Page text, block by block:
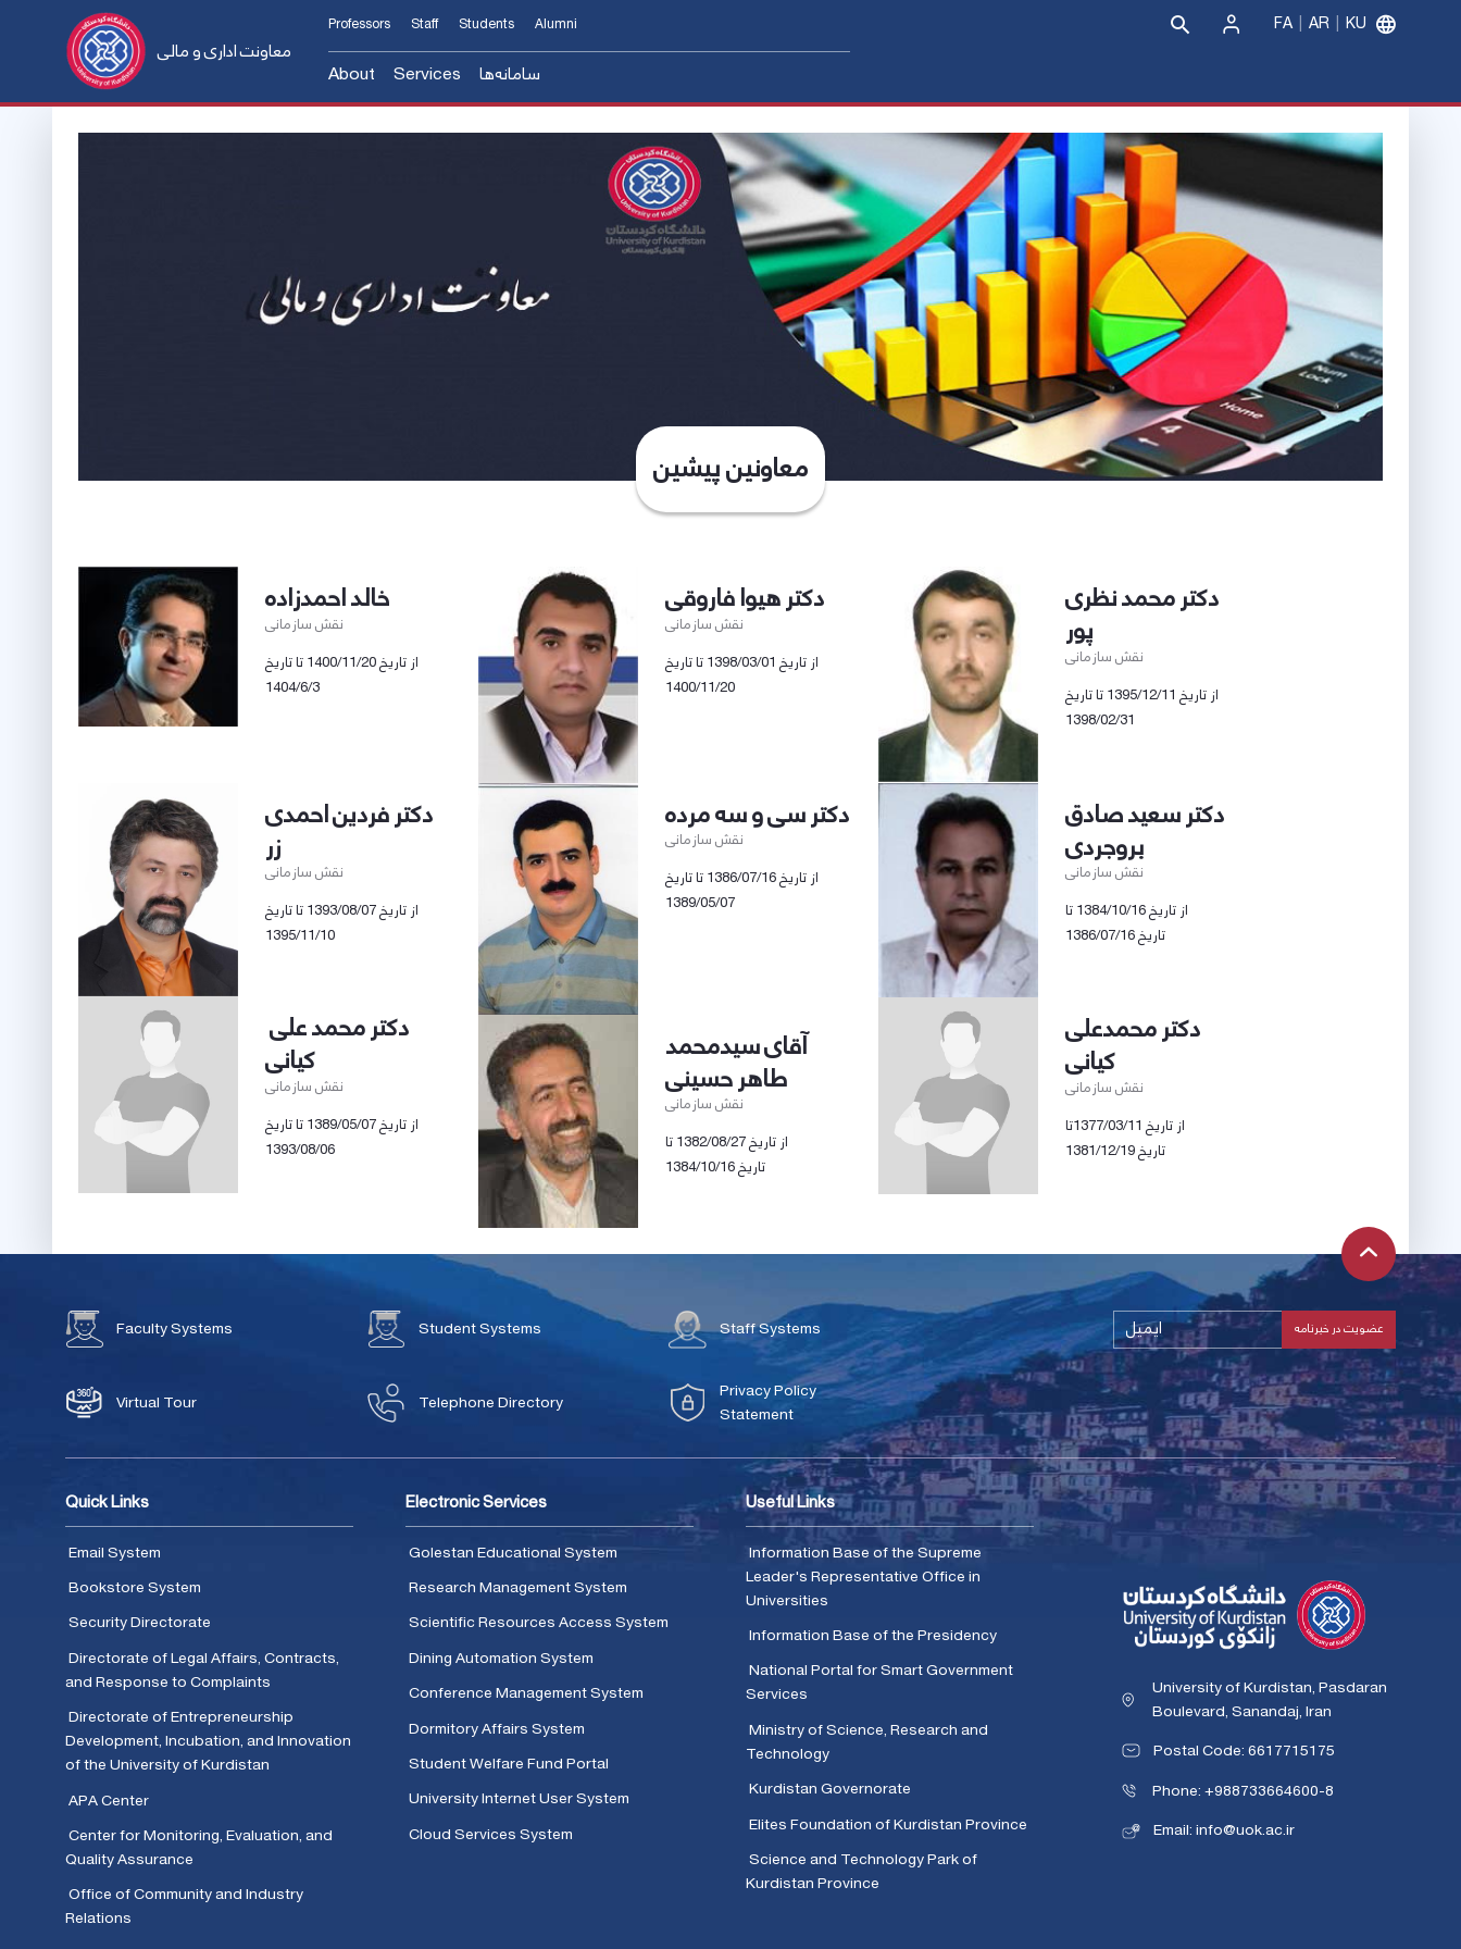
معاونت اداری و مالی
About
معرفی معاون
Services
مدیریت منابع انسانی و پشتیبانی
مدیریت امور فنی و نظارت بر طرح های عمرانی
مدیریت امور حقوقی قراردادها و پاسخگویی به شکایات
سامانه‌ها
Professors Staff Students Alumni FA AR KU
معاونین پیشین
خالد احمدزاده
نقش سازمانی
از تاریخ 1400/11/20 تا تاریخ
1404/6/3
دکتر هیوا فاروقی
نقش سازمانی
از تاریخ 1398/03/01 تا تاریخ
1400/11/20
دکتر محمد نظری
پور
نقش سازمانی
از تاریخ 1395/12/11 تا تاریخ
1398/02/31
دکتر فردین احمدی
زر
نقش سازمانی
از تاریخ 1393/08/07 تا تاریخ
1395/11/10
دکتر محمد علی
کیانی
نقش سازمانی
از تاریخ 1389/05/07 تا تاریخ
1393/08/06
دکتر سی و سه مرده
نقش سازمانی
از تاریخ 1386/07/16 تا تاریخ
1389/05/07
آقای سیدمحمد
طاهر حسینی
نقش سازمانی
از تاریخ 1382/08/27 تا
تاریخ 1384/10/16
دکتر سعید صادق
بروجردی
نقش سازمانی
از تاریخ 1384/10/16 تا
تاریخ 1386/07/16
دکتر محمدعلی
کیانی
نقش سازمانی
از تاریخ 1377/03/11تا
تاریخ 1381/12/19
Faculty Systems Student Systems Staff Systems
Virtual Tour Telephone Directory
Privacy Policy
Statement
Quick Links
Email System
Bookstore System
Security Directorate
Directorate of Legal Affairs, Contracts,
and Response to Complaints
Directorate of Entrepreneurship
Development, Incubation, and Innovation
of the University of Kurdistan
APA Center
Center for Monitoring, Evaluation, and
Quality Assurance
Office of Community and Industry
Relations
Electronic Services
Golestan Educational System
Research Management System
Scientific Resources Access System
Dining Automation System
Conference Management System
Dormitory Affairs System
Student Welfare Fund Portal
University Internet User System
Cloud Services System
Useful Links
Information Base of the Supreme
Leader's Representative Office in
Universities
Information Base of the Presidency
National Portal for Smart Government
Services
Ministry of Science, Research and
Technology
Kurdistan Governorate
Elites Foundation of Kurdistan Province
Science and Technology Park of
Kurdistan Province
University of Kurdistan, Pasdaran
Boulevard, Sanandaj, Iran
Postal Code: 6617715175
Phone: +988733664600-8
Email: info@uok.ac.ir